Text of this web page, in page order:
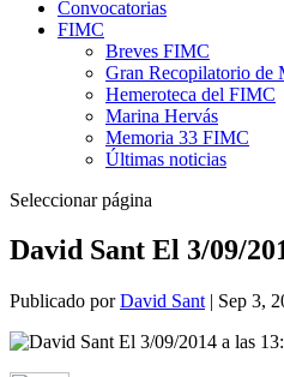
Convocatorias
FIMC
Breves FIMC
Gran Recopilatorio de
Hemeroteca del FIMC
Marina Hervás
Memoria 33 FIMC
Últimas noticias
Seleccionar página
David Sant El 3/09/
Publicado porDavid Sant | Sep 3,